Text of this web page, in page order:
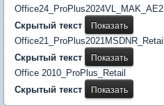
Office24_ProPlus2024VL_MAK_AE2
Скрытый текст
Office21_ProPlus2021MSDNR_Retail
Скрытый текст
Office 2010_ProPlus_Retail
Скрытый текст